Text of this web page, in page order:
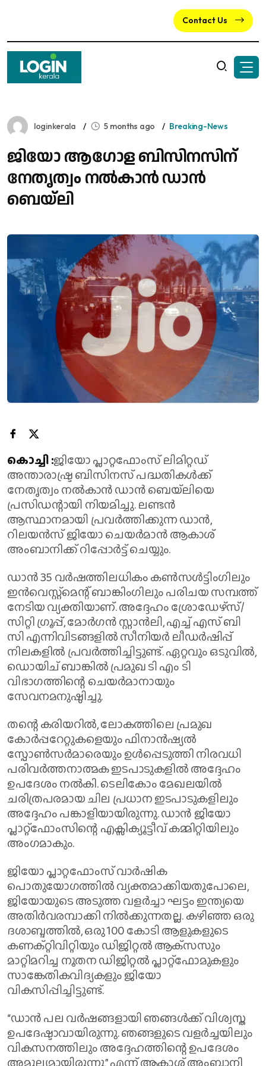
Contact Us
loginkerala 5 months ago Breaking-News
ജിയോ ആഗോള ബിസിനസിന്
നേതൃത്വം നൽകാൻ ഡാൻ
ബെയ്‌ലി
കൊച്ചി :ജിയോ പ്ലാറ്റഫോംസ് ലിമിറ്റഡ്
അന്താരാഷ്ട്ര ബിസിനസ് പദ്ധതികൾക്ക്
നേതൃത്വം നൽകാൻ ഡാൻ ബെയ്‌ലിയെ
പ്രസിഡന്റായി നിയമിച്ചു. ലണ്ടൻ
ആസ്ഥാനമായി പ്രവർത്തിക്കുന്ന ഡാൻ,
റിലയൻസ് ജിയോ ചെയർമാൻ ആകാശ്
അംബാനിക്ക് റിപ്പോർട്ട് ചെയ്യും.
ഡാൻ 35 വർഷത്തിലധികം കൺസൾട്ടിംഗിലും
ഇൻവെസ്റ്റ്മെന്റ് ബാങ്കിംഗിലും പരിചയ സമ്പത്ത്
നേടിയ വ്യക്തിയാണ്. അദ്ദേഹം ശ്രോഡേഴ്സ്/
സിറ്റി ഗ്രൂപ്പ്, മോർഗൻ സ്റ്റാൻലി, എച്ച് എസ് ബി
സി എന്നിവിടങ്ങളിൽ സീനിയർ ലീഡർഷിപ്പ്
നിലകളിൽ പ്രവർത്തിച്ചിട്ടുണ്ട്. ഏറ്റവും ഒടുവിൽ,
ഡൊയിച് ബാങ്കിൽ പ്രമുഖ ടി എം ടി
വിഭാഗത്തിന്റെ ചെയർമാനായും
സേവനമനുഷ്ഠിച്ചു.
തന്റെ കരിയറിൽ, ലോകത്തിലെ പ്രമുഖ
കോർപ്പറേറ്റുകളെയും ഫിനാൻഷ്യൽ
സ്പോൺസർമാരെയും ഉൾപ്പെടുത്തി നിരവധി
പരിവർത്തനാത്മക ഇടപാടുകളിൽ അദ്ദേഹം
ഉപദേശം നൽകി. ടെലികോം മേഖലയിൽ
ചരിത്രപരമായ ചില പ്രധാന ഇടപാടുകളിലും
അദ്ദേഹം പങ്കാളിയായിരുന്നു. ഡാൻ ജിയോ
പ്ലാറ്റ്ഫോംസിന്റെ എക്സിക്യൂട്ടീവ് കമ്മിറ്റിയിലും
അംഗമാകും.
ജിയോ പ്ലാറ്റഫോംസ് വാർഷിക
പൊതുയോഗത്തിൽ വ്യക്തമാക്കിയതുപോലെ,
ജിയോയുടെ അടുത്ത വളർച്ചാ ഘട്ടം ഇന്ത്യയെ
അതിർവരമ്പാക്കി നിൽക്കുന്നതല്ല. കഴിഞ്ഞ ഒരു
ദശാബ്ദത്തിൽ, ഒരു 100 കോടി ആളുകളുടെ
കണക്റ്റിവിറ്റിയും ഡിജിറ്റൽ ആക്‌സസും
മാറ്റിമറിച്ച നൂതന ഡിജിറ്റൽ പ്ലാറ്റ്ഫോമുകളും
സാങ്കേതികവിദ്യകളും ജിയോ
വികസിപ്പിച്ചിട്ടുണ്ട്.
“ഡാൻ പല വർഷങ്ങളായി ഞങ്ങൾക്ക് വിശ്വസ്ത
ഉപദേഷ്ടാവായിരുന്നു. ഞങ്ങളുടെ വളർച്ചയിലും
വികസനത്തിലും അദ്ദേഹത്തിന്റെ ഉപദേശം
അമൂല്യമായിരുന്നു,” എന്ന് ആകാശ് അംബാനി